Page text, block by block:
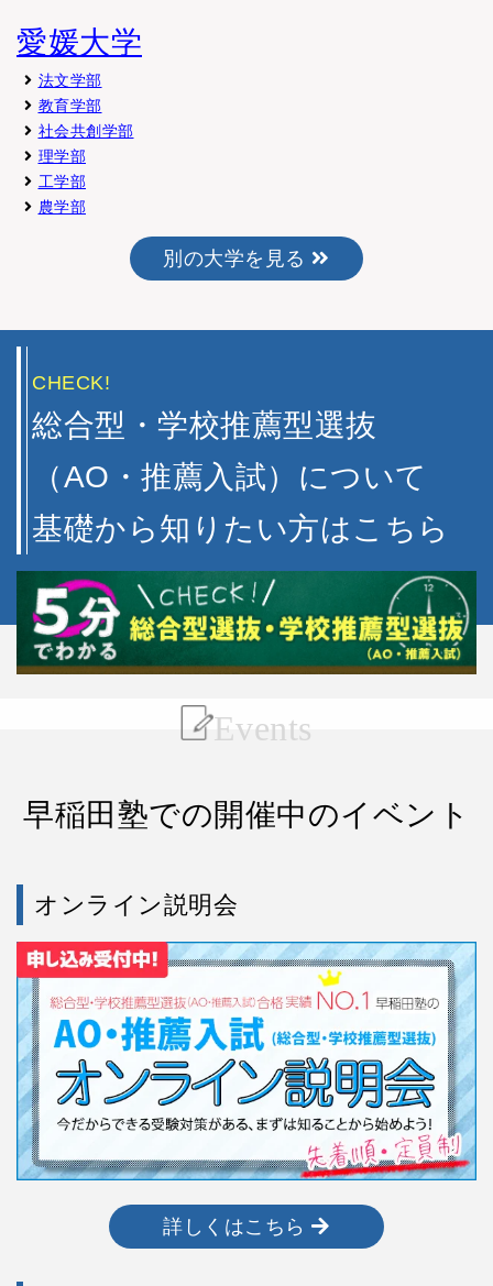
愛媛大学
法文学部
教育学部
社会共創学部
理学部
工学部
農学部
別の大学を見る
CHECK!
総合型・学校推薦型選抜
（AO・推薦入試）について
基礎から知りたい方はこちら
Events
早稲田塾での開催中のイベント
オンライン説明会
詳しくはこちら